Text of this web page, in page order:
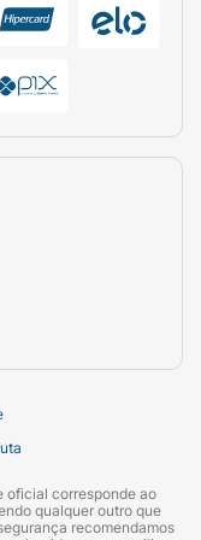
O produto traz
sua
com a Fini).
(flowpack).
oficial corresponde ao
qualquer outro que
recomendamos